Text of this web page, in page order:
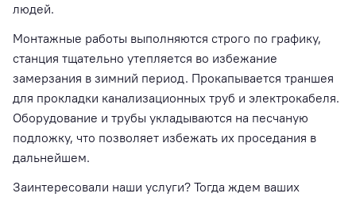
людей.
Монтажные работы выполняются строго по графику,
станция тщательно утепляется во избежание
замерзания в зимний период. Прокапывается траншея
для прокладки канализационных труб и электрокабеля.
Оборудование и трубы укладываются на песчаную
подложку, что позволяет избежать их проседания в
дальнейшем.
Заинтересовали наши услуги? Тогда ждем ваших